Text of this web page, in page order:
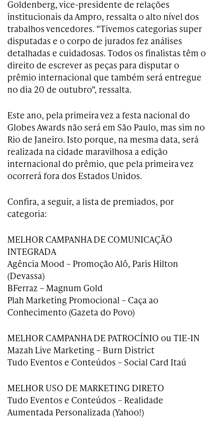
Goldenberg, vice-presidente de relações
institucionais da Ampro, ressalta o alto nível dos
trabalhos vencedores. “Tivemos categorias super
disputadas e o corpo de jurados fez análises
detalhadas e cuidadosas. Todos os finalistas têm o
direito de escrever as peças para disputar o
prêmio internacional que também será entregue
no dia 20 de outubro”, ressalta.
Este ano, pela primeira vez a festa nacional do
Globes Awards não será em São Paulo, mas sim no
Rio de Janeiro. Isto porque, na mesma data, será
realizada na cidade maravilhosa a edição
internacional do prêmio, que pela primeira vez
ocorrerá fora dos Estados Unidos.
Confira, a seguir, a lista de premiados, por
categoria:
MELHOR CAMPANHA DE COMUNICAÇÃO
INTEGRADA
Agência Mood – Promoção Alô, Paris Hilton
(Devassa)
BFerraz – Magnum Gold
Plah Marketing Promocional – Caça ao
Conhecimento (Gazeta do Povo)
MELHOR CAMPANHA DE PATROCÍNIO ou TIE-IN
Mazah Live Marketing – Burn District
Tudo Eventos e Conteúdos – Social Card Itaú
MELHOR USO DE MARKETING DIRETO
Tudo Eventos e Conteúdos – Realidade
Aumentada Personalizada (Yahoo!)